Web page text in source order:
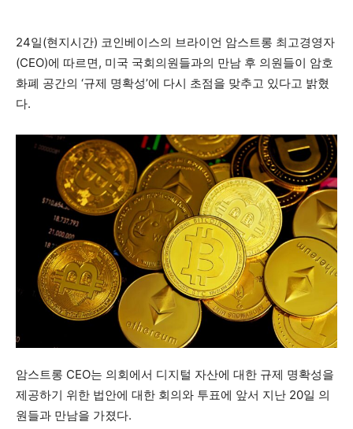
24일(현지시간) 코인베이스의 브라이언 암스트롱 최고경영자
(CEO)에 따르면, 미국 국회의원들과의 만남 후 의원들이 암호
화폐 공간의 ‘규제 명확성’에 다시 초점을 맞추고 있다고 밝혔
다.
암스트롱 CEO는 의회에서 디지털 자산에 대한 규제 명확성을
제공하기 위한 법안에 대한 회의와 투표에 앞서 지난 20일 의
원들과 만남을 가졌다.